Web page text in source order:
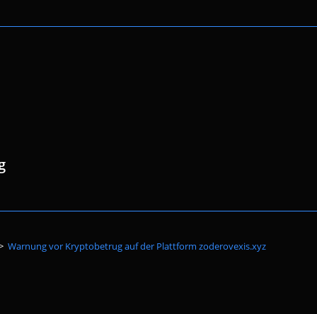
Suche
Warnung vor Kryptobetrug auf der Plattform zoderovexis.xyz